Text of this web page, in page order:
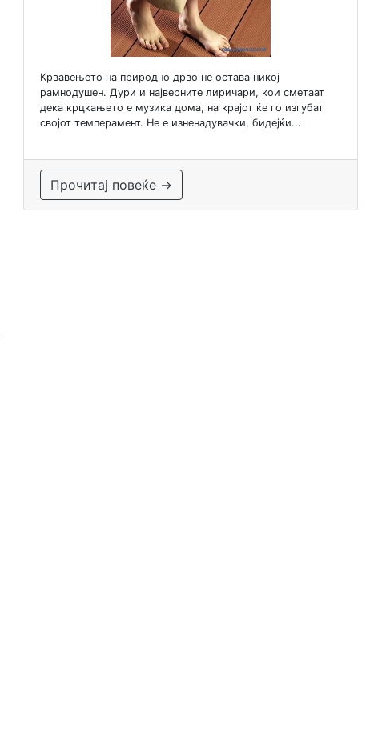
Крвавењето на природно дрво не остава никој
рамнодушен. Дури и најверните лиричари, кои сметаат
дека крцкањето е музика дома, на крајот ќе го изгубат
својот темперамент. Не е изненадувачки, бидејќи...
Прочитај повеќе →